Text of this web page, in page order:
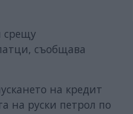
срещу
съобщава
на кредит
на руски петрол по